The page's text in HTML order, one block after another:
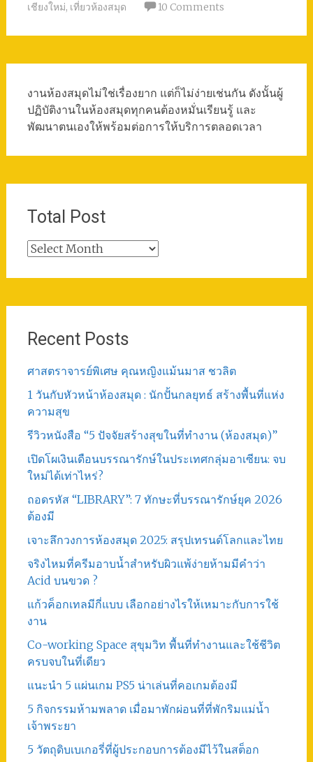
เชียงใหม่, เที่ยวห้องสมุด 10 Comments
งานห้องสมุดไม่ใช่เรื่องยาก แต่ก็ไม่ง่ายเช่นกัน ดังนั้นผู้
ปฏิบัติงานในห้องสมุดทุกคนต้องหมั่นเรียนรู้ และ
พัฒนาตนเองให้พร้อมต่อการให้บริการตลอดเวลา
Total Post
Total
Recent Posts
ศาสตราจารย์พิเศษ คุณหญิงแม้นมาส ชวลิต
1 วันกับหัวหน้าห้องสมุด : นักปั้นกลยุทธ์ สร้างพื้นที่แห่ง
ความสุข
รีวิวหนังสือ “5 ปัจจัยสร้างสุขในที่ทำงาน (ห้องสมุด)”
เปิดโผเงินเดือนบรรณารักษ์ในประเทศกลุ่มอาเซียน: จบ
ใหม่ได้เท่าไหร่?
ถอดรหัส “LIBRARY”: 7 ทักษะที่บรรณารักษ์ยุค 2026
ต้องมี
เจาะลึกวงการห้องสมุด 2025: สรุปเทรนด์โลกและไทย
จริงไหมที่ครีมอาบน้ำสำหรับผิวแพ้ง่ายห้ามมีคำว่า
Acid บนขวด ?
แก้วค็อกเทลมีกี่แบบ เลือกอย่างไรให้เหมาะกับการใช้
งาน
Co-working Space สุขุมวิท พื้นที่ทำงานและใช้ชีวิต
ครบจบในที่เดียว
แนะนำ 5 แผ่นเกม PS5 น่าเล่นที่คอเกมต้องมี
5 กิจกรรมห้ามพลาด เมื่อมาพักผ่อนที่ที่พักริมแม่น้ำ
เจ้าพระยา
5 วัตถุดิบเบเกอรี่ที่ผู้ประกอบการต้องมีไว้ในสต็อก